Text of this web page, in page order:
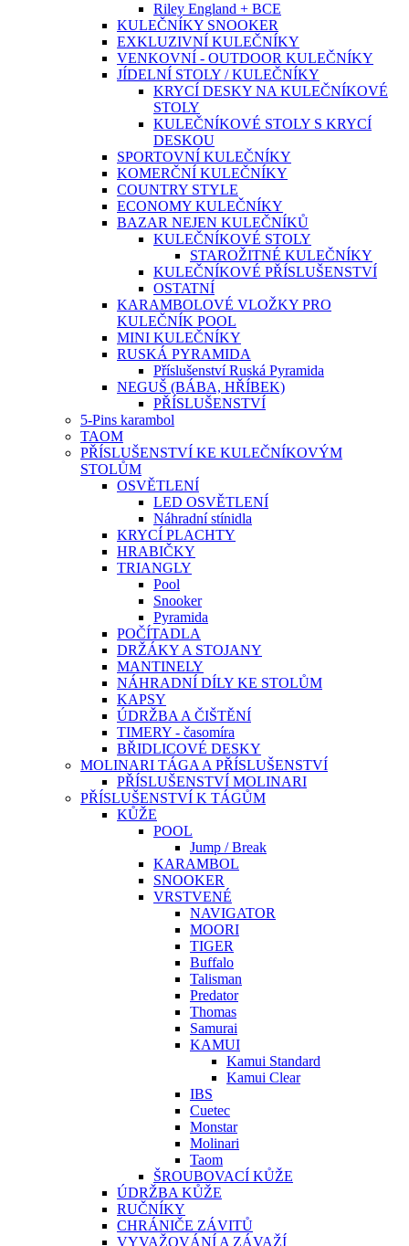
Riley England + BCE
KULEČNÍKY SNOOKER
EXKLUZIVNÍ KULEČNÍKY
VENKOVNÍ - OUTDOOR KULEČNÍKY
JÍDELNÍ STOLY / KULEČNÍKY
KRYCÍ DESKY NA KULEČNÍKOVÉ
STOLY
KULEČNÍKOVÉ STOLY S KRYCÍ
DESKOU
SPORTOVNÍ KULEČNÍKY
KOMERČNÍ KULEČNÍKY
COUNTRY STYLE
ECONOMY KULEČNÍKY
BAZAR NEJEN KULEČNÍKŮ
KULEČNÍKOVÉ STOLY
STAROŽITNÉ KULEČNÍKY
KULEČNÍKOVÉ PŘÍSLUŠENSTVÍ
OSTATNÍ
KARAMBOLOVÉ VLOŽKY PRO
KULEČNÍK POOL
MINI KULEČNÍKY
RUSKÁ PYRAMIDA
Příslušenství Ruská Pyramida
NEGUŠ (BÁBA, HŘÍBEK)
PŘÍSLUŠENSTVÍ
5-Pins karambol
TAOM
PŘÍSLUŠENSTVÍ KE KULEČNÍKOVÝM
STOLŮM
OSVĚTLENÍ
LED OSVĚTLENÍ
Náhradní stínidla
KRYCÍ PLACHTY
HRABIČKY
TRIANGLY
Pool
Snooker
Pyramida
POČÍTADLA
DRŽÁKY A STOJANY
MANTINELY
NÁHRADNÍ DÍLY KE STOLŮM
KAPSY
ÚDRŽBA A ČIŠTĚNÍ
TIMERY - časomíra
BŘIDLICOVÉ DESKY
MOLINARI TÁGA A PŘÍSLUŠENSTVÍ
PŘÍSLUŠENSTVÍ MOLINARI
PŘÍSLUŠENSTVÍ K TÁGŮM
KŮŽE
POOL
Jump / Break
KARAMBOL
SNOOKER
VRSTVENÉ
NAVIGATOR
MOORI
TIGER
Buffalo
Talisman
Predator
Thomas
Samurai
KAMUI
Kamui Standard
Kamui Clear
IBS
Cuetec
Monstar
Molinari
Taom
ŠROUBOVACÍ KŮŽE
ÚDRŽBA KŮŽE
RUČNÍKY
CHRÁNIČE ZÁVITŮ
VYVAŽOVÁNÍ A ZÁVAŽÍ